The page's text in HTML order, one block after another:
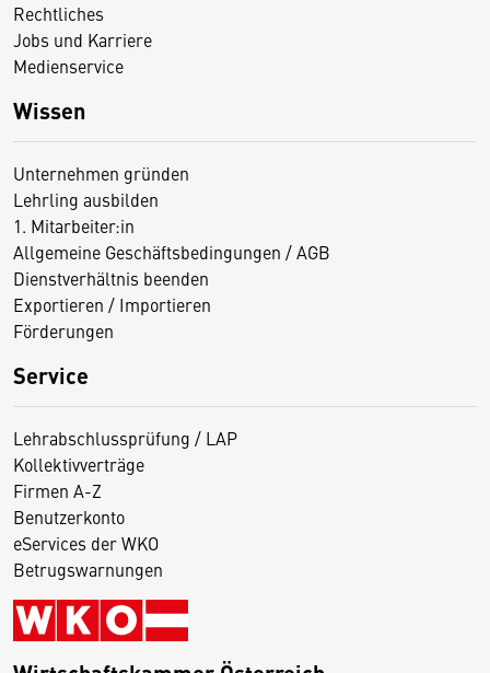
Rechtliches
Jobs und Karriere
Medienservice
Wissen
Unternehmen gründen
Lehrling ausbilden
1. Mitarbeiter:in
Allgemeine Geschäftsbedingungen / AGB
Dienstverhältnis beenden
Exportieren / Importieren
Förderungen
Service
Lehrabschlussprüfung / LAP
Kollektivverträge
Firmen A-Z
Benutzerkonto
eServices der WKO
Betrugswarnungen